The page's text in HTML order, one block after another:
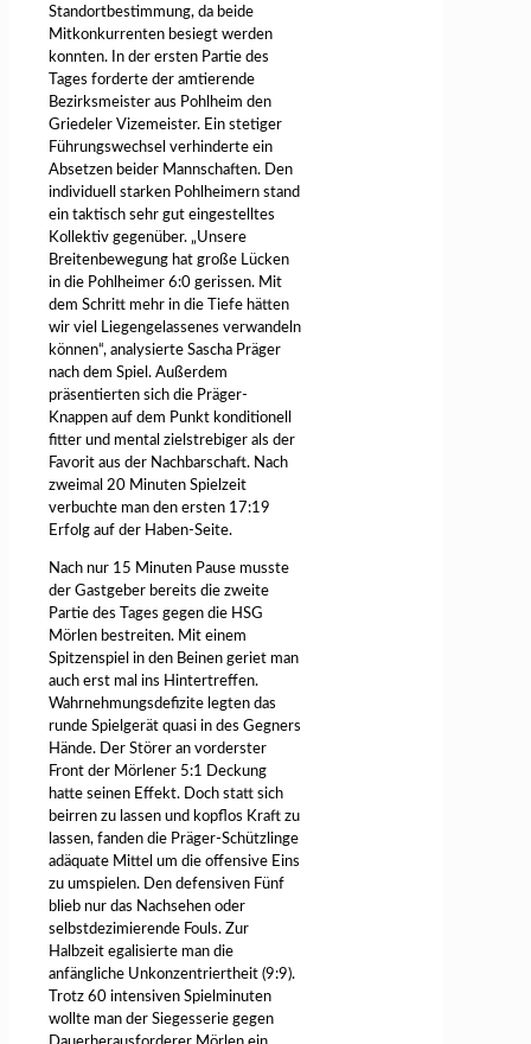
Standortbestimmung, da beide
Mitkonkurrenten besiegt werden
konnten. In der ersten Partie des
Tages forderte der amtierende
Bezirksmeister aus Pohlheim den
Griedeler Vizemeister. Ein stetiger
Führungswechsel verhinderte ein
Absetzen beider Mannschaften. Den
individuell starken Pohlheimern stand
ein taktisch sehr gut eingestelltes
Kollektiv gegenüber. „Unsere
Breitenbewegung hat große Lücken
in die Pohlheimer 6:0 gerissen. Mit
dem Schritt mehr in die Tiefe hätten
wir viel Liegengelassenes verwandeln
können“, analysierte Sascha Präger
nach dem Spiel. Außerdem
präsentierten sich die Präger-
Knappen auf dem Punkt konditionell
fitter und mental zielstrebiger als der
Favorit aus der Nachbarschaft. Nach
zweimal 20 Minuten Spielzeit
verbuchte man den ersten 17:19
Erfolg auf der Haben-Seite.
Nach nur 15 Minuten Pause musste
der Gastgeber bereits die zweite
Partie des Tages gegen die HSG
Mörlen bestreiten. Mit einem
Spitzenspiel in den Beinen geriet man
auch erst mal ins Hintertreffen.
Wahrnehmungsdefizite legten das
runde Spielgerät quasi in des Gegners
Hände. Der Störer an vorderster
Front der Mörlener 5:1 Deckung
hatte seinen Effekt. Doch statt sich
beirren zu lassen und kopflos Kraft zu
lassen, fanden die Präger-Schützlinge
adäquate Mittel um die offensive Eins
zu umspielen. Den defensiven Fünf
blieb nur das Nachsehen oder
selbstdezimierende Fouls. Zur
Halbzeit egalisierte man die
anfängliche Unkonzentriertheit (9:9).
Trotz 60 intensiven Spielminuten
wollte man der Siegesserie gegen